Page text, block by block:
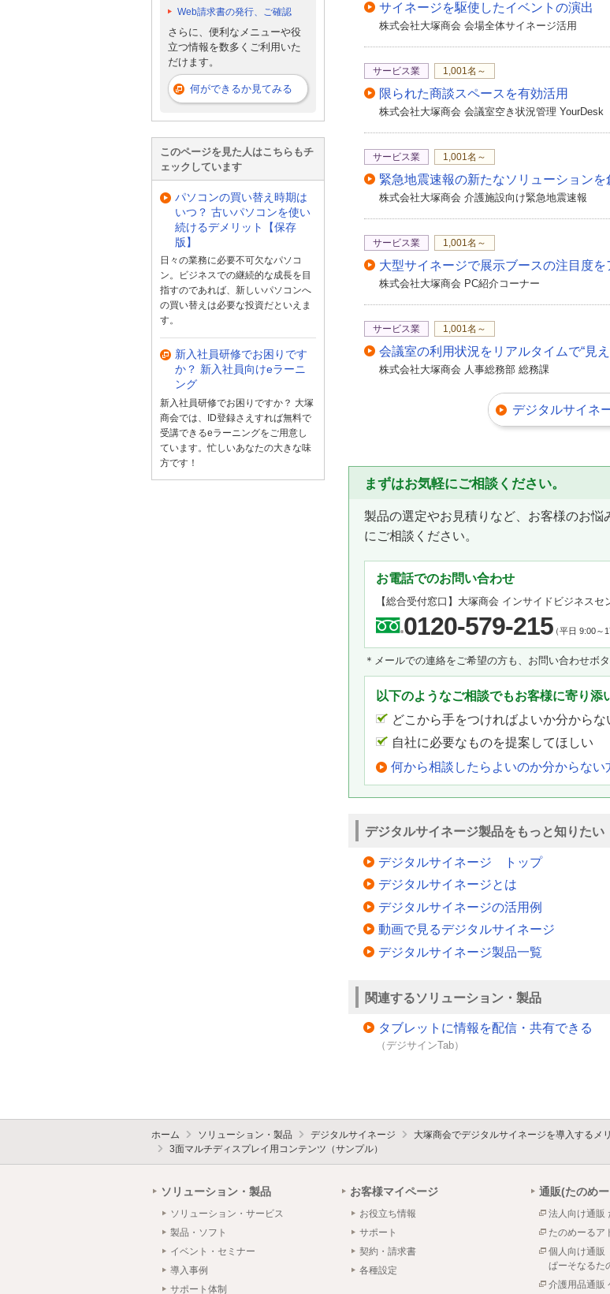
サイネージを駆使したイベントの演出
株式会社大塚商会 会場全体サイネージ活用
サービス業 1,001名～
限られた商談スペースを有効活用
株式会社大塚商会 会議室空き状況管理 YourDesk
サービス業 1,001名～
緊急地震速報の新たなソリューションを
株式会社大塚商会 介護施設向け緊急地震速報
サービス業 1,001名～
大型サイネージで展示ブースの注目度を
株式会社大塚商会 PC紹介コーナー
サービス業 1,001名～
会議室の利用状況をリアルタイムで“見
株式会社大塚商会 人事総務部 総務課
デジタルサイネ
まずはお気軽にご相談ください。
製品の選定やお見積りなど、お客様のお悩
にご相談ください。
お電話でのお問い合わせ
【総合受付窓口】 大塚商会 インサイドビジネスセ
0120-579-215（平日 9:00～
＊メールでの連絡をご希望の方も、お問い合わせボ
以下のようなご相談でもお客様に寄り
どこから手をつければよいか分からな
自社に必要なものを提案してほしい
何から相談したらよいのか分からない
デジタルサイネージ製品をもっと知りたい
デジタルサイネージ トップ
デジタルサイネージとは
デジタルサイネージの活用例
動画で見るデジタルサイネージ
デジタルサイネージ製品一覧
関連するソリューション・製品
タブレットに情報を配信・共有できる
（デジサインTab）
Web請求書の発行、ご確認
さらに、便利なメニューや役
立つ情報を数多くご利用いた
だけます。
何ができるか見てみる
このページを見た人はこちらもチ
ェックしています
パソコンの買い替え時期は
いつ？ 古いパソコンを使い
続けるデメリット【保存
版】
日々の業務に必要不可欠なパソコ
ン。ビジネスでの継続的な成長を目
指すのであれば、新しいパソコンへ
の買い替えは必要な投資だといえま
す。
新入社員研修でお困りです
か？ 新入社員向けeラーニ
ング
新入社員研修でお困りですか？ 大塚
商会では、ID登録さえすれば無料で
受講できるeラーニングをご用意し
ています。忙しいあなたの大きな味
方です！
ホーム ソリューション・製品 デジタルサイネージ 大塚商会でデジタルサイネージを導入するメ
3面マルチディスプレイ用コンテンツ（サンプル）
ソリューション・製品
ソリューション・サービス
製品・ソフト
イベント・セミナー
導入事例
サポート体制
お客様マイページ
お役立ち情報
サポート
契約・請求書
各種設定
通販(たのめ
法人向け通販
たのめーるア
個人向け通販
ぱーそなるた
介護用品通販